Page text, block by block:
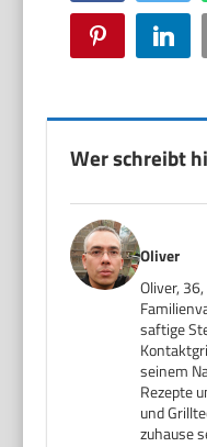
Pinterest
Wer schreibt
Oliver
Oliver,
saftige
seinem
Rezepte
und
zuhause